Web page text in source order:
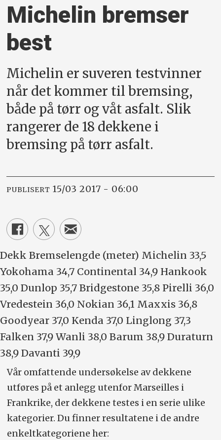
Michelin bremser
best
Michelin er suveren testvinner
når det kommer til bremsing,
både på tørr og våt asfalt. Slik
rangerer de 18 dekkene i
bremsing på tørr asfalt.
PUBLISERT 15/03 2017 - 06:00
Dekk Bremselengde (meter) Michelin 33,5
Yokohama 34,7 Continental 34,9 Hankook
35,0 Dunlop 35,7 Bridgestone 35,8 Pirelli 36,0
Vredestein 36,0 Nokian 36,1 Maxxis 36,8
Goodyear 37,0 Kenda 37,0 Linglong 37,3
Falken 37,9 Wanli 38,0 Barum 38,9 Duraturn
38,9 Davanti 39,9
Vår omfattende undersøkelse av dekkene
utføres på et anlegg utenfor Marseilles i
Frankrike, der dekkene testes i en serie ulike
kategorier. Du finner resultatene i de andre
enkeltkategoriene her: